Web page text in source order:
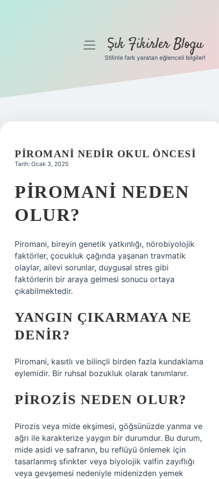
Gizlilik Politikası
Yasal Uyarı
menüyüŞık Fikirler Blogu
Stilinle fark yaratan eğlenceli bilgiler!
PIROMANI NEDIR OKUL ÖNCESI
Tarih: Ocak 3, 2025
PIROMANI NEDEN
OLUR?
Piromani, bireyin genetik yatkınlığı, nörobiyolojik
faktörler, çocukluk çağında yaşanan travmatik
olaylar, ailevi sorunlar, duygusal stres gibi
faktörlerin bir araya gelmesi sonucu ortaya
çıkabilmektedir.
YANGIN ÇIKARMAYA NE
DENIR?
Piromani, kasıtlı ve bilinçli birden fazla kundaklama
eylemidir. Bir ruhsal bozukluk olarak tanımlanır.
PIROZIS NEDEN OLUR?
Pirozis veya mide ekşimesi, göğsünüzde yanma ve
ağrı ile karakterize yaygın bir durumdur. Bu durum,
mide asidi ve safranın, bu reflüyü önlemek için
tasarlanmış sfinkter veya biyolojik valfin zayıflığı
veya gevşemesi nedeniyle midenizden yemek